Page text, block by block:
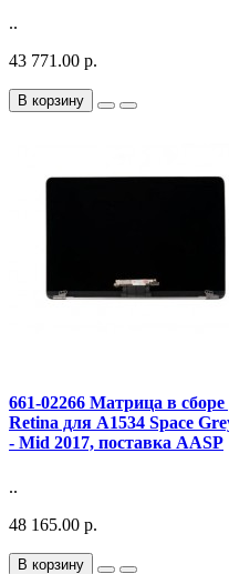
..
43 771.00 р.
В корзину
661-02266 Матрица в
Retina для A1534 Space
- Mid 2017, поставка AASP
..
48 165.00 р.
В корзину